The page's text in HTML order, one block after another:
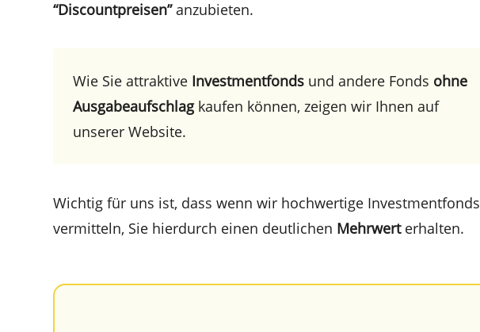
“Discount­prei­sen”anzubieten.
Wie Sie attrak­ti­ve Invest­ment­fonds und andere Fonds ohne
Ausga­be­auf­schlagkaufen können, zeigen wir Ihnen auf
unserer Website.
Wichtig für uns ist, dass wenn wir hochwer­ti­ge Invest­ment­fonds
vermit­teln, Sie hierdurch einen deutli­chen Mehrwerterhalten.